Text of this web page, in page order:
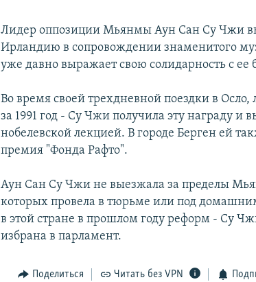
Лидер оппозиции Мьянмы Аун Сан Су Чжи
Ирландию в сопровождении знаменитого
уже давно выражает свою солидарность с ее
Во время своей трехдневной поездки в
за 1991 год - Су Чжи получила эту награду и
нобелевской лекцией. В городе Берген ей
премия "Фонда Рафто".
Аун Сан Су Чжи не выезжала за пределы
которых провела в тюрьме или под
в этой стране в прошлом году реформ - Су
избрана в парламент.
Поделиться Читать без VPN